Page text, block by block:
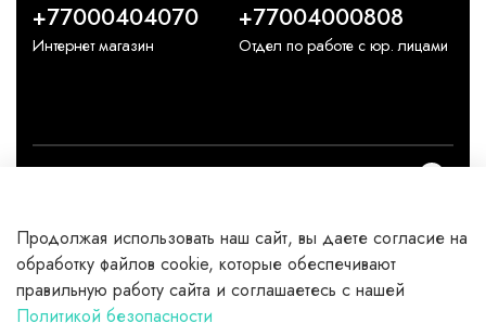
Каталог
Клиентам
+77000404070
Интернет магазин
+77004000808
Отдел по работе с юр. лицами
Продолжая использовать наш сайт, вы даете согласие на
обработку файлов cookie, которые обеспечивают
правильную работу сайта и соглашаетесь с нашей
Политикой безопасности